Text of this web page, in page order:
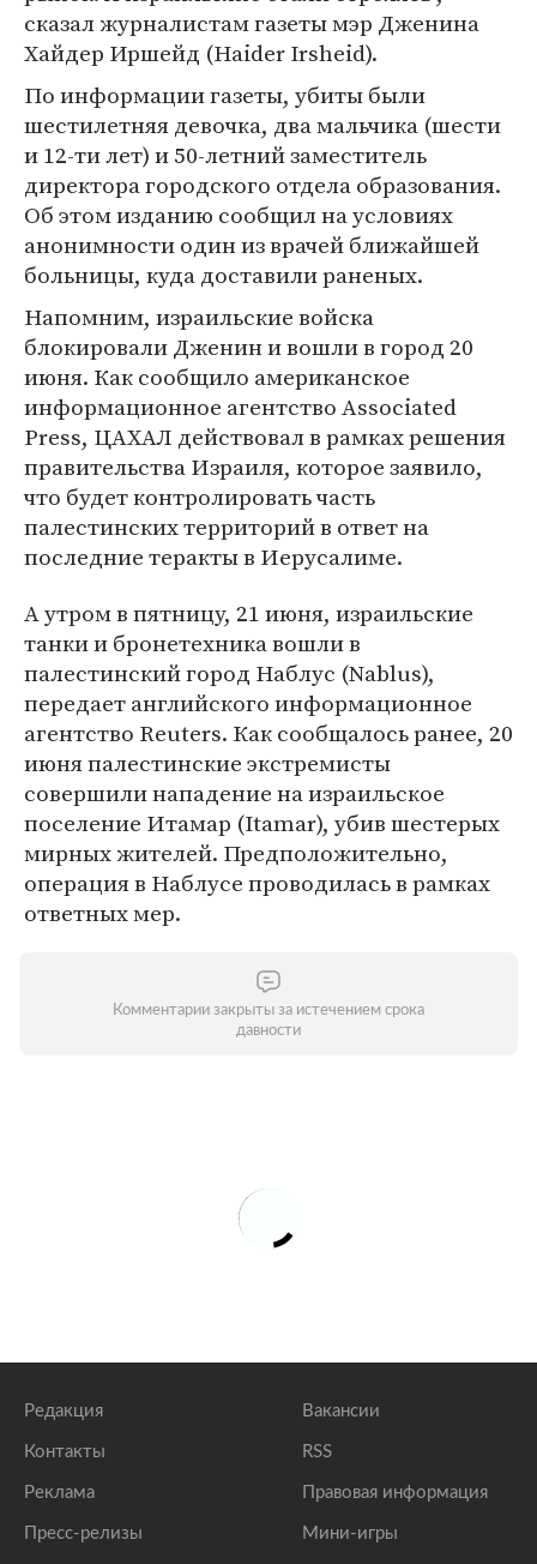
сказал журналистам газеты мэр Дженина
Хайдер Иршейд (Haider Irsheid).
По информации газеты, убиты были
шестилетняя девочка, два мальчика (шести
и 12-ти лет) и 50-летний заместитель
директора городского отдела образования.
Об этом изданию сообщил на условиях
анонимности один из врачей ближайшей
больницы, куда доставили раненых.
Напомним, израильские войска
блокировали Дженин и вошли в город 20
июня. Как сообщило американское
информационное агентство Associated
Press, ЦАХАЛ действовал в рамках решения
правительства Израиля, которое заявило,
что будет контролировать часть
палестинских территорий в ответ на
последние теракты в Иерусалиме.
А утром в пятницу, 21 июня, израильские
танки и бронетехника вошли в
палестинский город Наблус (Nablus),
передает английского информационное
агентство Reuters. Как сообщалось ранее, 20
июня палестинские экстремисты
совершили нападение на израильское
поселение Итамар (Itamar), убив шестерых
мирных жителей. Предположительно,
операция в Наблусе проводилась в рамках
ответных мер.
Комментарии закрыты за истечением срока
давности
Редакция
Контакты
Реклама
Пресс-релизы
Вакансии
RSS
Правовая информация
Мини-игры